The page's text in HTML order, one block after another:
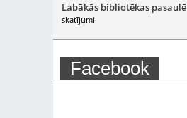
Labākās bibliotēkas pasaulē
skatījumi
Facebook